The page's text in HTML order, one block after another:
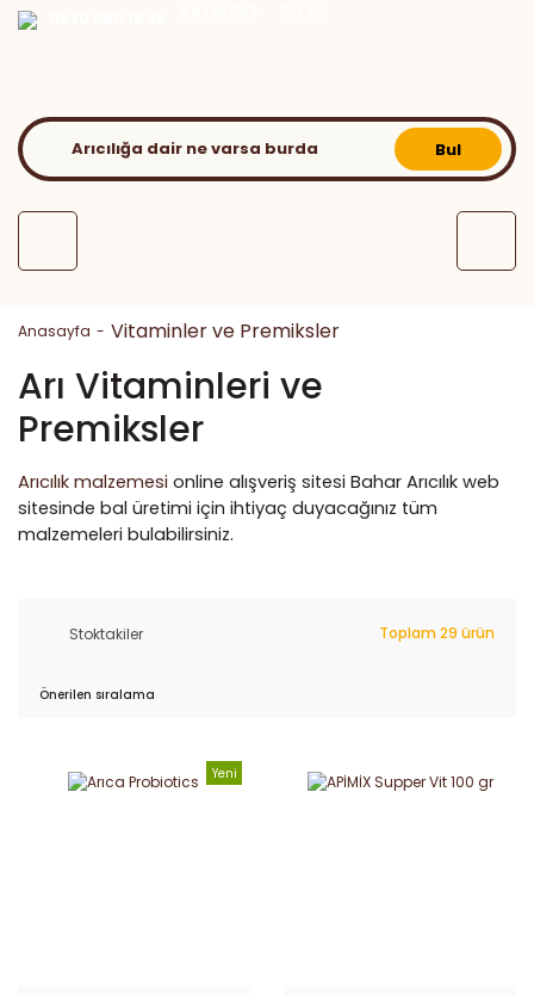
Bul
Anasayfa Vitaminler ve Premiksler
Arı Vitaminleri ve
Premiksler
Arıcılık malzemesi online alışveriş sitesi Bahar Arıcılık web
sitesinde bal üretimi için ihtiyaç duyacağınız tüm
malzemeleri bulabilirsiniz.
Stoktakiler Toplam 29 ürün
Yeni